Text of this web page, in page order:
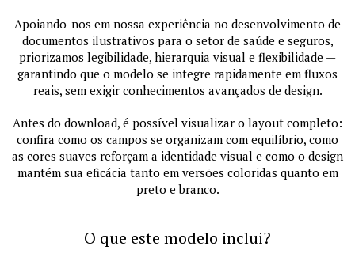
Apoiando-nos em nossa experiência no desenvolvimento de
documentos ilustrativos para o setor de saúde e seguros,
priorizamos legibilidade, hierarquia visual e flexibilidade —
garantindo que o modelo se integre rapidamente em fluxos
reais, sem exigir conhecimentos avançados de design.
Antes do download, é possível visualizar o layout completo:
confira como os campos se organizam com equilíbrio, como
as cores suaves reforçam a identidade visual e como o design
mantém sua eficácia tanto em versões coloridas quanto em
preto e branco.
O que este modelo inclui?